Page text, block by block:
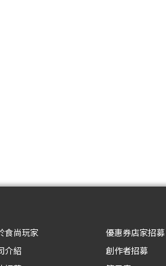
食尚玩家
介紹
優惠券店家招募
創作者招募